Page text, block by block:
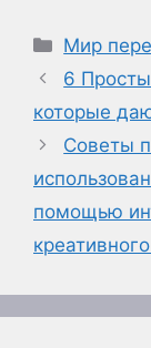
Рубрики
Мир
6
которые
Советы
помощью